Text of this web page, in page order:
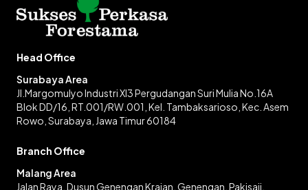
Head Office
Surabaya Area
Jl.Margomulyo Industri XI3 Pergudangan Suri Mulia No.16A
Blok DD/16, RT.001/RW.001, Kel. Tambaksarioso, Kec. Asem
Rowo, Surabaya, Jawa Timur 60184
Branch Office
Malang Area
Jalan Raya, Dusun Genengan Krajan, Genengan, Pakisaji,